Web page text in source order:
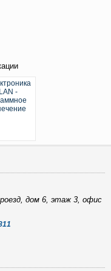
дом 6, этаж 3, офис